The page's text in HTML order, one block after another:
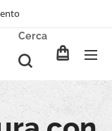
Cerca